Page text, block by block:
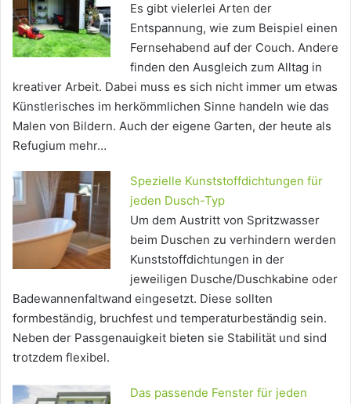
Es gibt vielerlei Arten der
Entspannung, wie zum Beispiel einen
Fernsehabend auf der Couch. Andere
finden den Ausgleich zum Alltag in
kreativer Arbeit. Dabei muss es sich nicht immer um etwas
Künstlerisches im herkömmlichen Sinne handeln wie das
Malen von Bildern. Auch der eigene Garten, der heute als
Refugium mehr…
Spezielle Kunststoffdichtungen für
jeden Dusch-Typ
Um dem Austritt von Spritzwasser
beim Duschen zu verhindern werden
Kunststoffdichtungen in der
jeweiligen Dusche/Duschkabine oder
Badewannenfaltwand eingesetzt. Diese sollten
formbeständig, bruchfest und temperaturbeständig sein.
Neben der Passgenauigkeit bieten sie Stabilität und sind
trotzdem flexibel.
Das passende Fenster für jeden